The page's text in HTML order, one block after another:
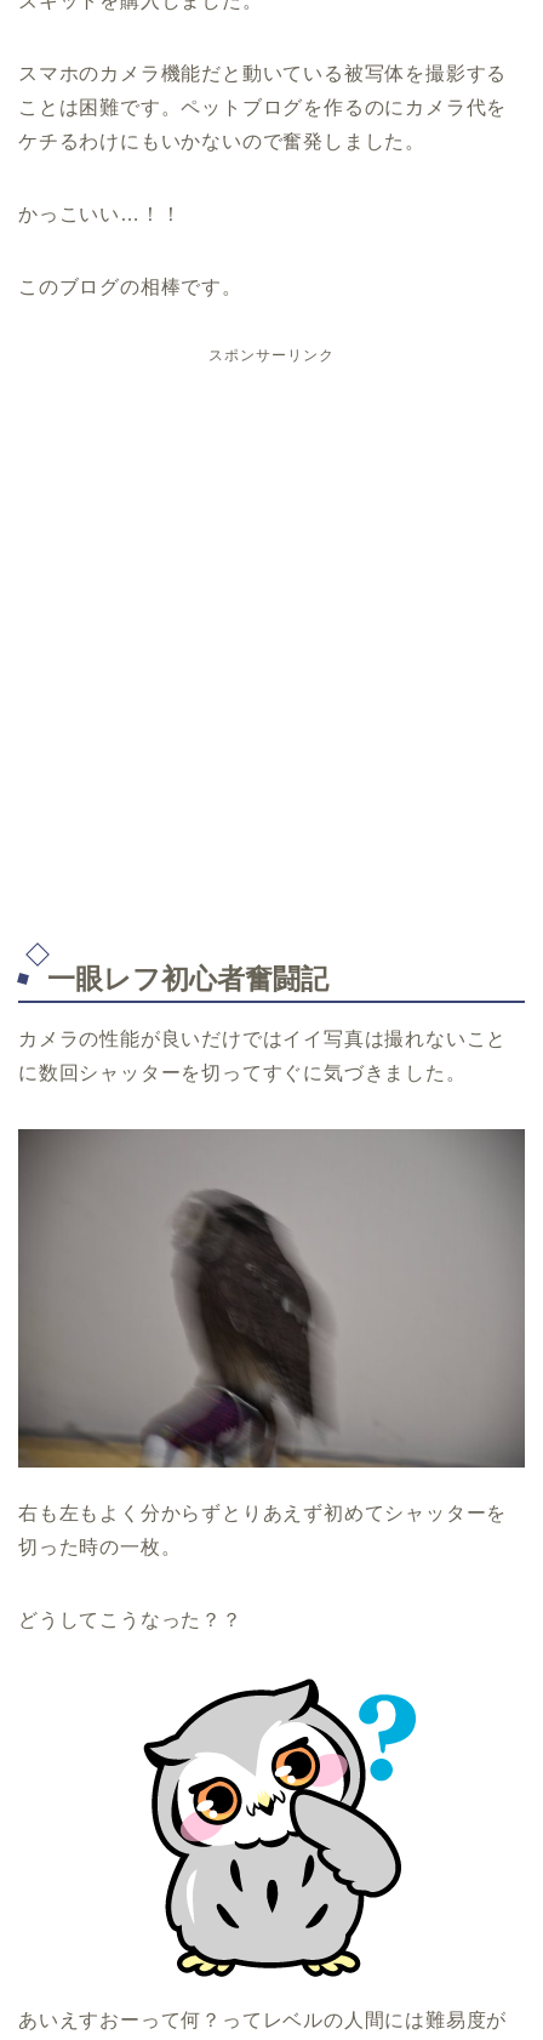
スマホのカメラ機能だと動いている被写体を撮影する
ことは困難です。ペットブログを作るのにカメラ代を
ケチるわけにもいかないので奮発しました。
かっこいい…！！
このブログの相棒です。
スポンサーリンク
一眼レフ初心者奮闘記
カメラの性能が良いだけではイイ写真は撮れないこと
に数回シャッターを切ってすぐに気づきました。
右も左もよく分からずとりあえず初めてシャッターを
切った時の一枚。
どうしてこうなった？？
あいえすおーって何？ってレベルの人間には難易度が